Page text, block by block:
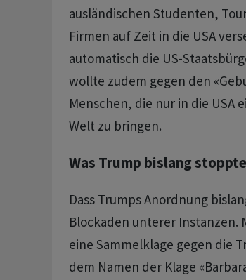
ausländischen Studenten,
Firmen auf Zeit in die USA
automatisch die US-
wollte zudem gegen den
Menschen, die nur in die USA
Welt zu bringen.
Was Trump bislang stoppte
Dass Trumps Anordnung
Blockaden unterer Instanzen.
eine Sammelklage gegen die
dem Namen der Klage